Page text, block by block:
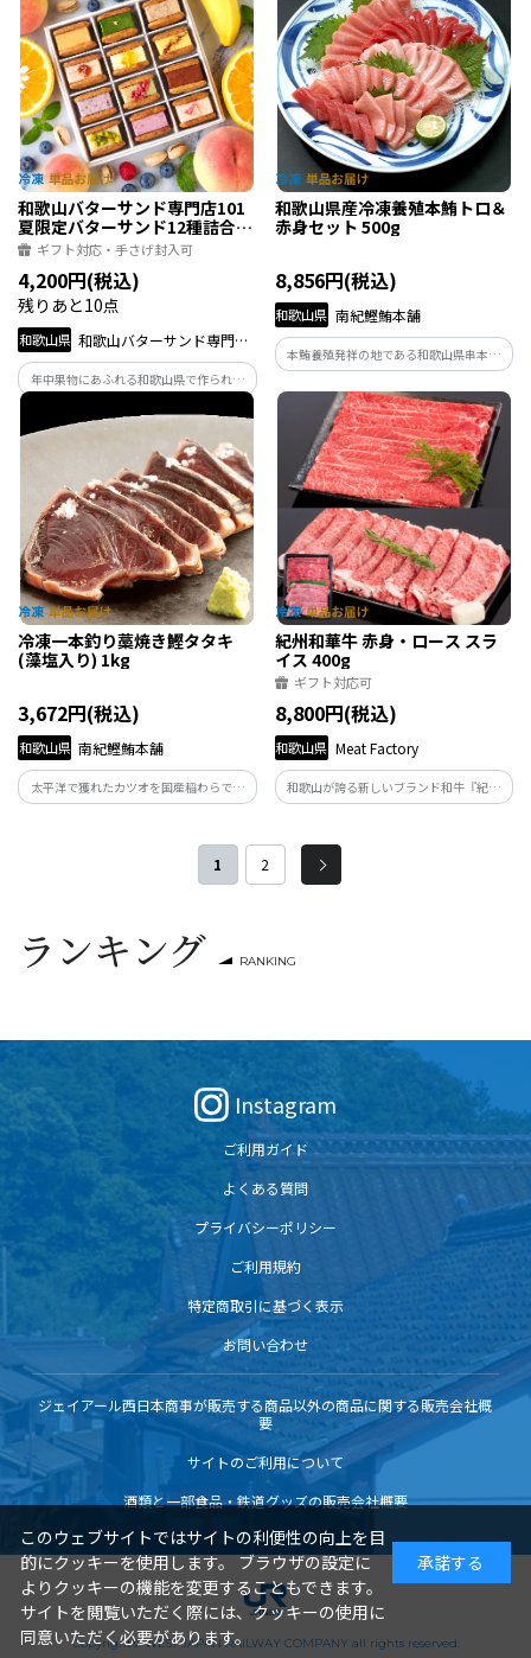
目利きで選んだ産地直送の厳選生まぐろ
です。 和歌山県特産の天然生まぐろ一度
ご賞味下さい。
目利きで選んだ産地直送の厳選生まぐろ
です。 和歌山県特産の天然生まぐろ一度
ご賞味下さい。
和歌山バターサンド専門店101
夏限定バターサンド12種詰合ギ
フトギフト対応・手さげ封入可
4,200円(税込)
残りあと10点
和歌山県 和歌山バターサンド専門店
101
年中果物にあふれる和歌山県で作られる
ンド。一度にたくさんのフレーバーが楽
しめる『ひとくちの幸せという贈り
物』。県内事業者とのコラボも多いプレ
ミアムスイーツです。
和歌山県産冷凍養殖本鮪トロ＆
赤身セット 500g
8,856円(税込)
和歌山県 南紀鰹鮪本舗
本鮪養殖発祥の地である和歌山県串本町
で養殖した本鮪を、職人が丁寧に手切り
をした冷凍養殖本鮪の柵セットです。
冷凍一本釣り藁焼き鰹タタキ
(藻塩入り) 1kg
3,672円(税込)
和歌山県 南紀鰹鮪本舗
太平洋で獲れたカツオを国産稲わらで香
ばしく焼き上げたカツオのタタキです。
紀州和華牛 赤身・ロース スラ
イス 400g
ギフト対応可
8,800円(税込)
和歌山県 Meat Factory
和歌山が誇る新しいブランド和牛『紀州
和華牛』。究極にあっさりした肉質と上
いただけるため、ご自宅用のみならず贈
答用でもご活用頂けます。
1 2
ランキング RANKING
Instagram
ご利用ガイド
よくある質問
プライバシーポリシー
ご利用規約
特定商取引に基づく表示
お問い合わせ
ジェイアール西日本商事が販売する商品以外の商品に関する販売会社概
要
サイトのご利用について
酒類と一部食品・鉄道グッズの販売会社概要
Copyright© WEST JAPAN RAILWAY COMPANY all rights reserved.
このウェブサイトではサイトの利便性の向上を目
的にクッキーを使用します。 ブラウザの設定に
よりクッキーの機能を変更することもできます。
サイトを閲覧いただく際には、クッキーの使用に
同意いただく必要があります。
承諾する